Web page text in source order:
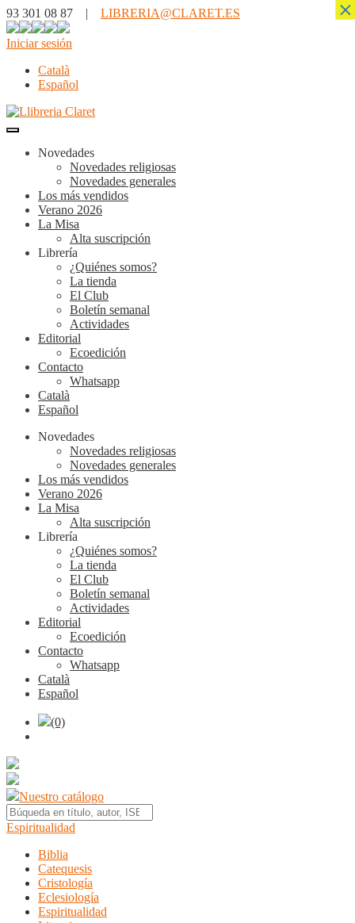
93 301 08 87 | LIBRERIA@CLARET.ES
Iniciar sesión
Català
Español
Novedades
Novedades religiosas
Novedades generales
Los más vendidos
Verano 2026
La Misa
Alta suscripción
Librería
¿Quiénes somos?
La tienda
El Club
Boletín semanal
Actividades
Editorial
Ecoedición
Contacto
Whatsapp
Català
Español
Novedades
Novedades religiosas
Novedades generales
Los más vendidos
Verano 2026
La Misa
Alta suscripción
Librería
¿Quiénes somos?
La tienda
El Club
Boletín semanal
Actividades
Editorial
Ecoedición
Contacto
Whatsapp
Català
Español
(0)
Nuestro catálogo
Espiritualidad
Biblia
Catequesis
Cristología
Eclesiología
Espiritualidad
×